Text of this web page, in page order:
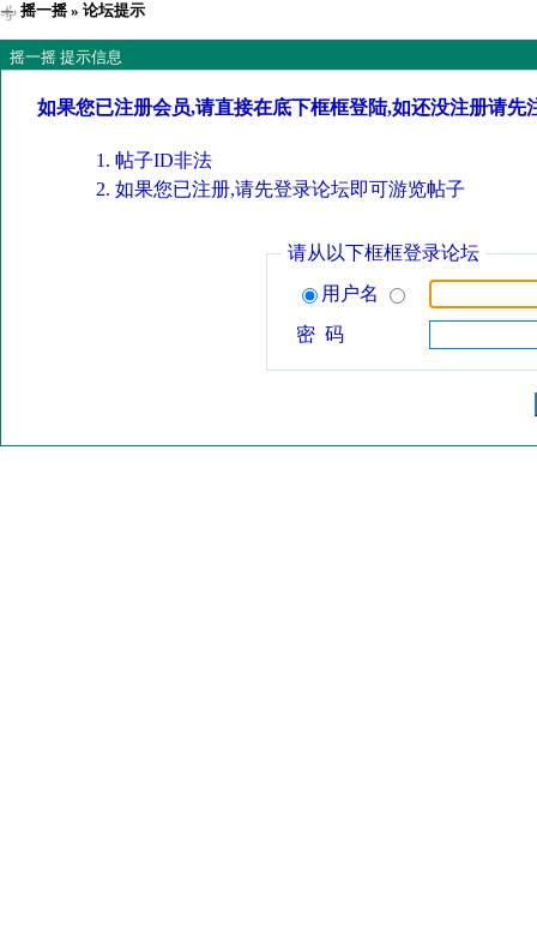
摇一摇» 论坛提示
摇一摇 提示信息
如果您已注册会员,请直接在底下框框登陆,如还没注册请先
帖子ID非法
如果您已注册,请先登录论坛即可游览帖子
请从以下框框登录论坛
用户名
密 码